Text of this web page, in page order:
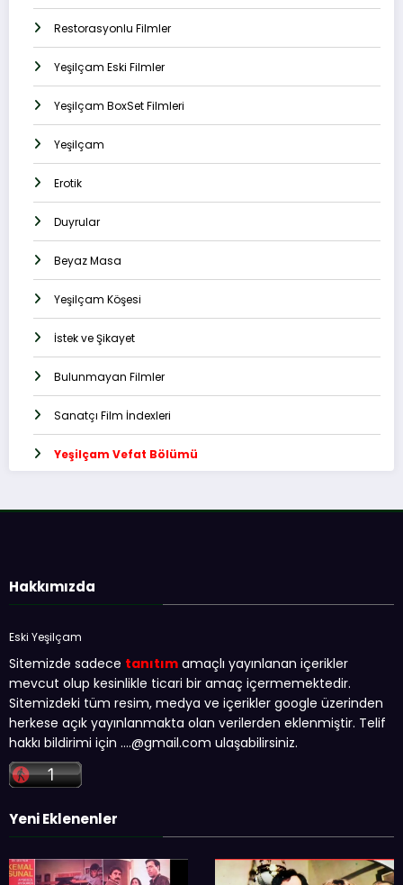
Restorasyonlu Filmler
Yeşilçam Eski Filmler
Yeşilçam BoxSet Filmleri
Yeşilçam
Erotik
Duyrular
Beyaz Masa
Yeşilçam Köşesi
İstek ve Şikayet
Bulunmayan Filmler
Sanatçı Film İndexleri
Yeşilçam Vefat Bölümü
Hakkımızda
Eski Yeşilçam
Sitemizde sadece tanıtım amaçlı yayınlanan içerikler
mevcut olup kesinlikle ticari bir amaç içermemektedir.
Sitemizdeki tüm resim, medya ve içerikler google üzerinden
herkese açık yayınlanmakta olan verilerden eklenmiştir. Telif
hakkı bildirimi için ….@gmail.com ulaşabilirsiniz.
Yeni Eklenenler